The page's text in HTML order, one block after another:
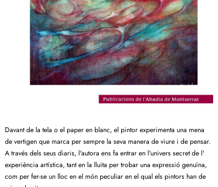
Davant de la tela o el paper en blanc, el pintor experimenta una mena
de vertigen que marca per sempre la seva manera de viure i de pensar.
A través dels seus diaris, l'autora ens fa entrar en l'univers secret de l'
experiència artística, tant en la lluita per trobar una expressió genuïna,
com per fer-se un lloc en el món peculiar en el qual els pintors han de